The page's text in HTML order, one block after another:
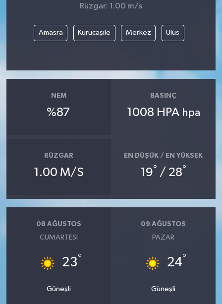
Rüzgar: 1.00 m/s
Amasra Kurucaşile Merkez Ulus
NEM
%87
BASINÇ
1008 HPA hpa
RÜZGAR
1.00 M/S
EN DÜŞÜK / EN YÜKSEK
19° / 28°
08 AĞUSTOS
CUMARTESI
23°
Güneşli
09 AĞUSTOS
PAZAR
24°
Güneşli
KADIN-AİLE
SEÇİM 2011
BİLİMNET
SEÇİM 2014
KİM KİMDİR
ÇEK GÖNDER